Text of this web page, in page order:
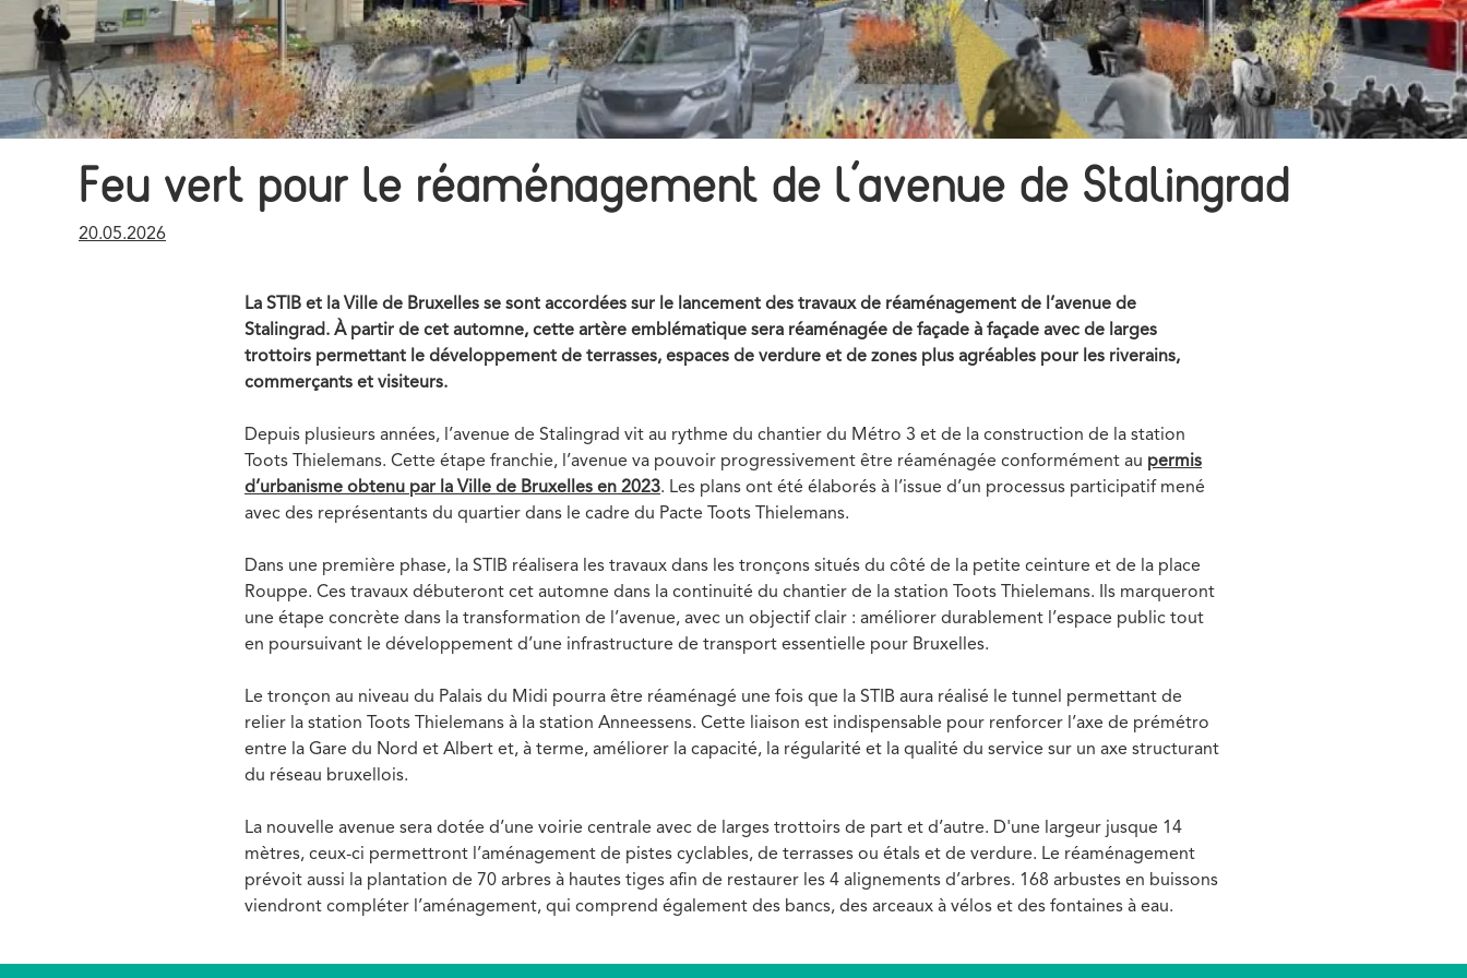
Feu vert pour le réaménagement de l’avenue de Stalingrad
Publication
20.05.2026
La STIB et la Ville de Bruxelles se sont accordées sur le lancement des travaux de réaménagement de l’avenue de
Stalingrad. À partir de cet automne, cette artère emblématique sera réaménagée de façade à façade avec de larges
trottoirs permettant le développement de terrasses, espaces de verdure et de zones plus agréables pour les riverains,
commerçants et visiteurs.
Depuis plusieurs années, l’avenue de Stalingrad vit au rythme du chantier du Métro 3 et de la construction de la station
Toots Thielemans. Cette étape franchie, l’avenue va pouvoir progressivement être réaménagée conformément au permis
d’urbanisme obtenu par la Ville de Bruxelles en 2023. Les plans ont été élaborés à l’issue d’un processus participatif mené
avec des représentants du quartier dans le cadre du Pacte Toots Thielemans.
Dans une première phase, la STIB réalisera les travaux dans les tronçons situés du côté de la petite ceinture et de la place
Rouppe. Ces travaux débuteront cet automne dans la continuité du chantier de la station Toots Thielemans. Ils marqueront
une étape concrète dans la transformation de l’avenue, avec un objectif clair : améliorer durablement l’espace public tout
en poursuivant le développement d’une infrastructure de transport essentielle pour Bruxelles.
Le tronçon au niveau du Palais du Midi pourra être réaménagé une fois que la STIB aura réalisé le tunnel permettant de
relier la station Toots Thielemans à la station Anneessens. Cette liaison est indispensable pour renforcer l’axe de prémétro
entre la Gare du Nord et Albert et, à terme, améliorer la capacité, la régularité et la qualité du service sur un axe structurant
du réseau bruxellois.
La nouvelle avenue sera dotée d’une voirie centrale avec de larges trottoirs de part et d’autre. D'une largeur jusque 14
mètres, ceux-ci permettront l’aménagement de pistes cyclables, de terrasses ou étals et de verdure. Le réaménagement
prévoit aussi la plantation de 70 arbres à hautes tiges afin de restaurer les 4 alignements d’arbres. 168 arbustes en buissons
viendront compléter l’aménagement, qui comprend également des bancs, des arceaux à vélos et des fontaines à eau.